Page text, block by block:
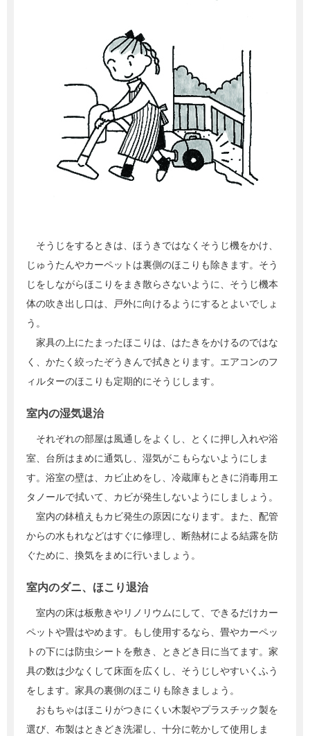
そうじをするときは、ほうきではなくそうじ機をかけ、
じゅうたんやカーペットは裏側のほこりも除きます。そう
じをしながらほこりをまき散らさないように、そうじ機本
体の吹き出し口は、戸外に向けるようにするとよいでしょ
う。
家具の上にたまったほこりは、はたきをかけるのではな
く、かたく絞ったぞうきんで拭きとります。エアコンのフ
ィルターのほこりも定期的にそうじします。
室内の湿気退治
それぞれの部屋は風通しをよくし、とくに押し入れや浴
室、台所はまめに通気し、湿気がこもらないようにしま
す。浴室の壁は、カビ止めをし、冷蔵庫もときに消毒用エ
タノールで拭いて、カビが発生しないようにしましょう。
室内の鉢植えもカビ発生の原因になります。また、配管
からの水もれなどはすぐに修理し、断熱材による結露を防
ぐために、換気をまめに行いましょう。
室内のダニ、ほこり退治
室内の床は板敷きやリノリウムにして、できるだけカー
ペットや畳はやめます。もし使用するなら、畳やカーペッ
トの下には防虫シートを敷き、ときどき日に当てます。家
具の数は少なくして床面を広くし、そうじしやすいくふう
をします。家具の裏側のほこりも除きましょう。
おもちゃはほこりがつきにくい木製やプラスチック製を
選び、布製はときどき洗濯し、十分に乾かして使用しま